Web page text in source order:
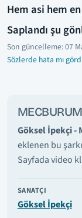
Hem asi hem
Saplandı şu
Son güncelleme:07
Sözlerde hata mı
Göksel İpekçi -
eklenen bu
Sayfada video
SANATÇI
Göksel İpekçi